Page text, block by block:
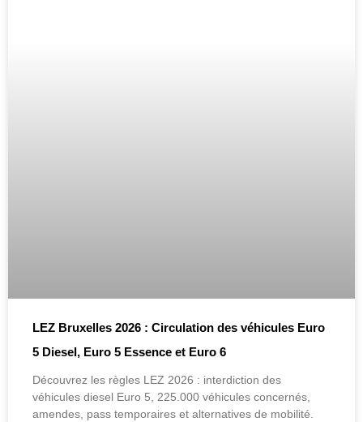
LEZ Bruxelles 2026 : Circulation des véhicules Euro
5 Diesel, Euro 5 Essence et Euro 6
Découvrez les règles LEZ 2026 : interdiction des
véhicules diesel Euro 5, 225.000 véhicules concernés,
amendes, pass temporaires et alternatives de mobilité.